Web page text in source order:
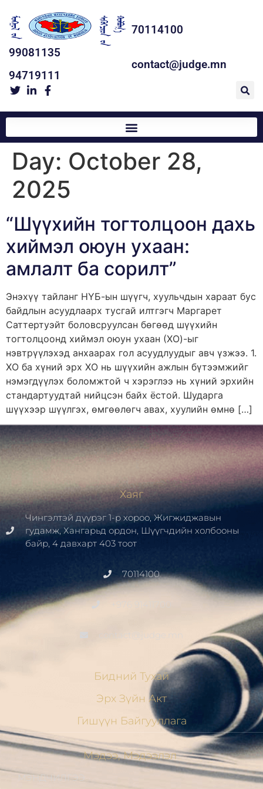
70114100
99081135
94719111
contact@judge.mn
Day: October 28,
2025
“Шүүхийн тогтолцоон дахь
хиймэл оюун ухаан:
амлалт ба сорилт”
Энэхүү тайланг НҮБ-ын шүүгч, хуульчдын хараат бус
байдлын асуудлаарх тусгай илтгэгч Маргарет
Саттертуэйт боловсруулсан бөгөөд шүүхийн
тогтолцоонд хиймэл оюун ухаан (ХО)-ыг
нэвтрүүлэхэд анхаарах гол асуудлуудыг авч үзжээ. 1.
ХО ба хүний эрх ХО нь шүүхийн ажлын бүтээмжийг
нэмэгдүүлэх боломжтой ч хэрэглээ нь хүний эрхийн
стандартуудтай нийцсэн байх ёстой. Шударга
шүүхээр шүүлгэх, өмгөөлөгч авах, хуулийн өмнө […]
Хаяг
Чингэлтэй дүүрэг 1-р хороо, Жигжиджавын
гудамж, Хангарьд ордон, Шүүгчдийн холбооны
байр, 4 давхарт 403 тоот
70114100
contact@judge.mn
Бидний Тухай
Эрх Зүйн Акт
Гишүүн Байгууллага
Мэдээ, Мэдээлэл
МЭНДЧИЛГЭЭ